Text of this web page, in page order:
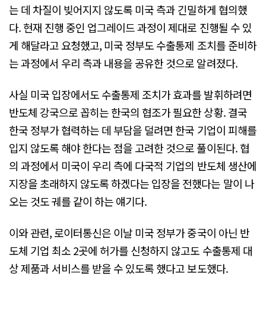
는 데 차질이 빚어지지 않도록 미국 측과 긴밀하게 협의했
다. 현재 진행 중인 업그레이드 과정이 제대로 진행될 수 있
게 해달라고 요청했고, 미국 정부도 수출통제 조치를 준비하
는 과정에서 우리 측과 내용을 공유한 것으로 알려졌다.
사실 미국 입장에서도 수출통제 조치가 효과를 발휘하려면
반도체 강국으로 꼽히는 한국의 협조가 필요한 상황. 결국
한국 정부가 협력하는 데 부담을 덜려면 한국 기업이 피해를
입지 않도록 해야 한다는 점을 고려한 것으로 풀이된다. 협
의 과정에서 미국이 우리 측에 다국적 기업의 반도체 생산에
지장을 초래하지 않도록 하겠다는 입장을 전했다는 말이 나
오는 것도 궤를 같이 하는 얘기다.
이와 관련, 로이터통신은 이날 미국 정부가 중국이 아닌 반
도체 기업 최소 2곳에 허가를 신청하지 않고도 수출통제 대
상 제품과 서비스를 받을 수 있도록 했다고 보도했다.